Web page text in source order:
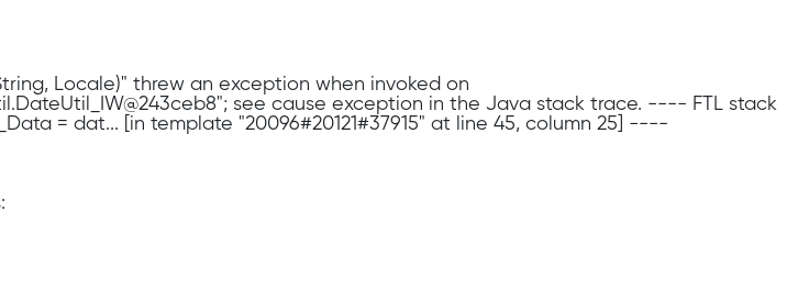
Locale)" threw an exception when invoked on
see cause exception in the Java stack trace. ---- FTL stack
= dat... [in template "20096#20121#37915" at line 45, column 25] ----